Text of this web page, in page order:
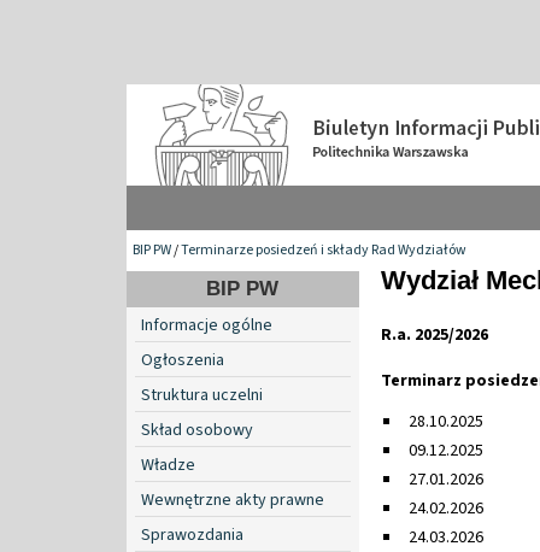
BIP PW/Terminarze posiedzeń i składy Rad Wydziałów
BIP PW
Informacje ogólne
Ogłoszenia
Struktura uczelni
Skład osobowy
Władze
Wewnętrzne akty prawne
Sprawozdania
Wydział
R.a. 2025/2026
Terminarz
28.10.2025
09.12.2025
27.01.2026
24.02.2026
24.03.2026